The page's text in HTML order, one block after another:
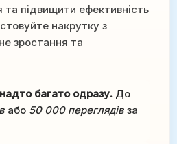
та підвищити ефективність
накрутку з
зростання та
багато одразу. До
або 50 000 переглядів за